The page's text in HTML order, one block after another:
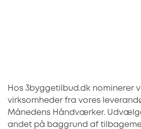
Hos 3byggetilbud.dk nominerer
virksomheder fra vores
Månedens Håndværker.
andet på baggrund af